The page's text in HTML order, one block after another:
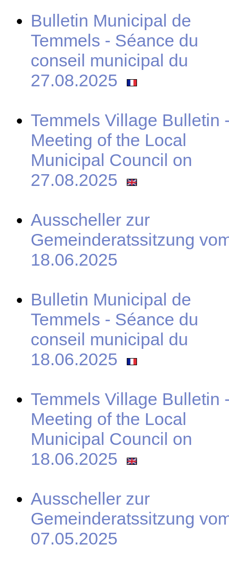
Bulletin Municipal de
Temmels - Séance du
conseil municipal du
27.08.2025
Temmels Village Bulletin
Meeting of the Local
Municipal Council on
27.08.2025
Ausscheller zur
Gemeinderatssitzung
18.06.2025
Bulletin Municipal de
Temmels - Séance du
conseil municipal du
18.06.2025
Temmels Village Bulletin
Meeting of the Local
Municipal Council on
18.06.2025
Ausscheller zur
Gemeinderatssitzung
07.05.2025